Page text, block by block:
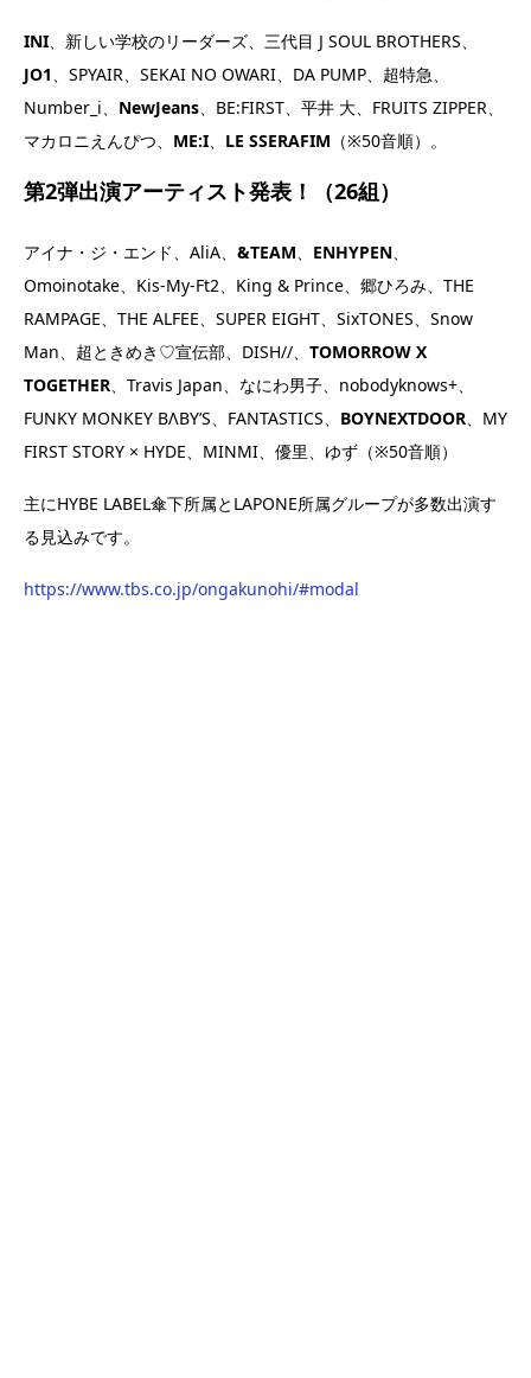
INI、新しい学校のリーダーズ、三代目 J SOUL BROTHERS、
JO1、SPYAIR、SEKAI NO OWARI、DA PUMP、超特急、
Number_i、 NewJeans、BE:FIRST、平井 大、FRUITS ZIPPER、
マカロニえんぴつ、 ME:I、 LE SSERAFIM （※50音順）。
第2弾出演アーティスト発表！（26組）
アイナ・ジ・エンド、AliA、 &TEAM ENHYPEN
Omoinotake、Kis-My-Ft2、King & Prince、郷ひろみ、THE
RAMPAGE、THE ALFEE、SUPER EIGHT、SixTONES、Snow
Man、超ときめき♡宣伝部、DISH//、 TOMORROW X
TOGETHER 、Travis Japan、なにわ男子、nobodyknows+、
FUNKY MONKEY BΛBY’S、FANTASTICS、 BOYNEXTDOOR 、MY
FIRST STORY × HYDE、MINMI、優里、ゆず（※50音順）
主にHYBE LABEL傘下所属とLAPONE所属グループが多数出演す
る見込みです。
https://www.tbs.co.jp/ongakunohi/#modal